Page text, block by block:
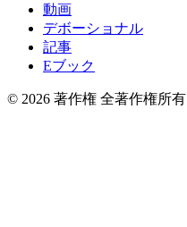
動画
デボーショナル
記事
Eブック
© 2026 著作権 全著作権所有